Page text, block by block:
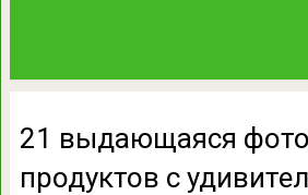
21 выдающаяся
продуктов с